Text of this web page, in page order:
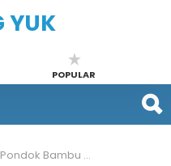
POPULAR
Pondok Bambu Rangdo, Villa Instagenic Bak Hawaii di Parangtritis